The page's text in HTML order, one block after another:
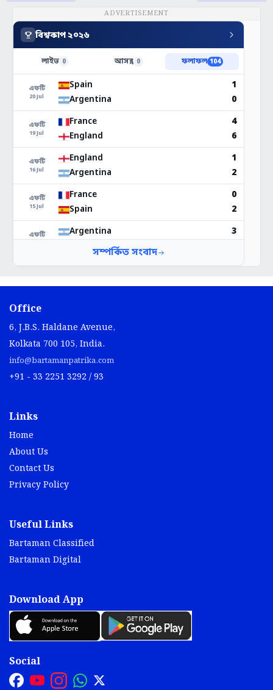
ADVERTISEMENT
Office
6, J.B.S. Haldane Avenue,
Kolkata 700 105, India.
info@bartamanpatrika.com
+91 - 33 2251 3292 / 93
Links
Home
About Us
Contact Us
Privacy Policy
Useful Links
Bartaman Classified
Bartaman Digital
Download App
Social